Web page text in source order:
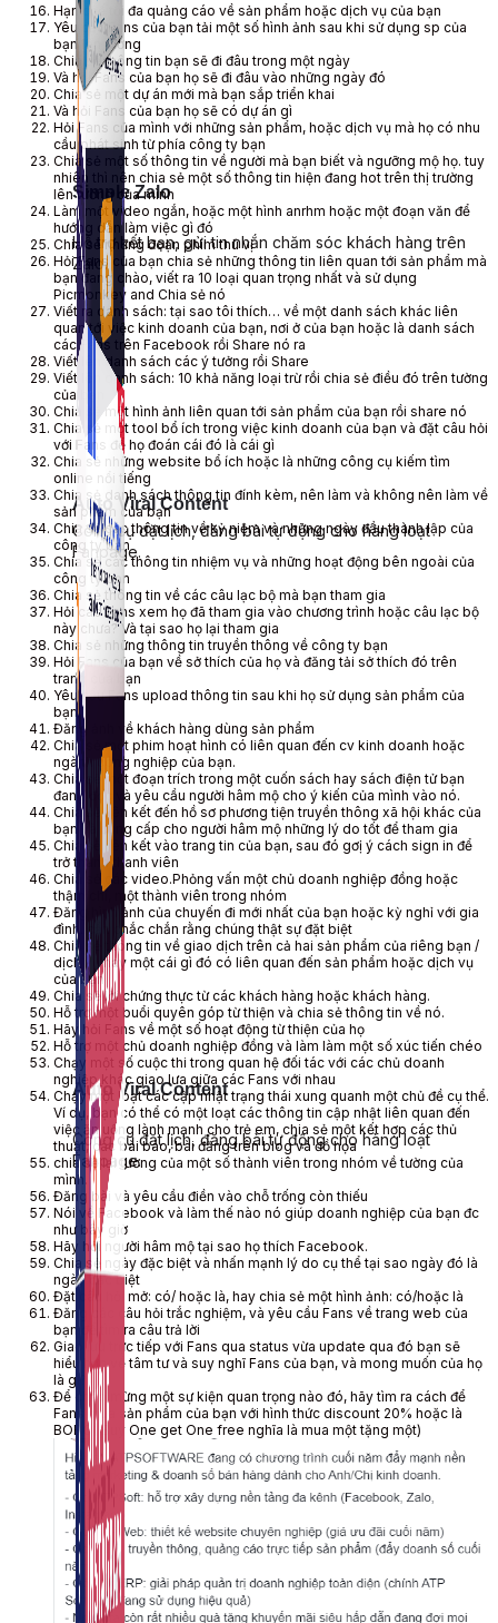
Auto Viral Content
Công cụ đặt lịch, đăng bài tự động cho hàng loạt
Fanpage.
Simple Zalo
Hỗ trợ kết bạn, gửi tin nhắn chăm sóc khách hàng trên
Zalo.
Auto Viral Content
Công cụ đặt lịch, đăng bài tự động cho hàng loạt
Fanpage.
Hạn chế tối đa quảng cáo về sản phẩm hoặc dịch vụ của bạn
Yêu cầu Fans của bạn tải một số hình ảnh sau khi sử dụng sp của
bạn lên tường
Chia sẻ thông tin bạn sẽ đi đâu trong một ngày
Và hỏi Fans của bạn họ sẽ đi đâu vào những ngày đó
Chia sẻ một dự án mới mà bạn sắp triển khai
Và hỏi Fans của bạn họ sẽ có dự án gì
Hỏi Fans của mình với những sản phẩm, hoặc dịch vụ mà họ có nhu
cầu phát sinh từ phía công ty bạn
Chia sẻ một số thông tin về người mà bạn biết và ngưỡng mộ họ. tuy
nhiên thì nên chia sẻ một số thông tin hiện đang hot trên thị trường
lên tường của mình
Làm một video ngắn, hoặc một hình anrhm hoặc một đoạn văn để
hướng dẫn làm việc gì đó
Chia sẻ những đoạn phim thú vị
Hỏi Fans của bạn chia sẻ những thông tin liên quan tới sản phẩm mà
bạn đang chào, viết ra 10 loại quan trọng nhất và sử dụng
Picmonkey and Chia sẻ nó
Viết ra danh sách: tại sao tôi thích… về một danh sách khác liên
quan tới việc kinh doanh của bạn, nơi ở của bạn hoặc là danh sách
các Fans trên Facebook rồi Share nó ra
Viết lên danh sách các ý tưởng rồi Share
Viết lên danh sách: 10 khả năng loại trừ rồi chia sẻ điều đó trên tường
của bạn
Chia sẻ một hình ảnh liên quan tới sản phẩm của bạn rồi share nó
Chia sẻ một tool bổ ích trong việc kinh doanh của bạn và đặt câu hỏi
với Fans để họ đoán cái đó là cái gì
Chia sẻ những website bổ ích hoặc là những công cụ kiếm tìm
online nổi tiếng
Chia sẻ danh sách thông tin đính kèm, nên làm và không nên làm về
sản phẩm của bạn
Chia sẻ các thông tin về kỷ niệm và những ngày đầu thành lập của
công ty bạn
Chia sẻ các thông tin nhiệm vụ và những hoạt động bên ngoài của
công ty bạn
Chia sẻ thông tin về các câu lạc bộ mà bạn tham gia
Hỏi các Fans xem họ đã tham gia vào chương trình hoặc câu lạc bộ
này chưa? Và tại sao họ lại tham gia
Chia sẻ những thông tin truyền thông về công ty bạn
Hỏi Fans của bạn về sở thích của họ và đăng tải sở thích đó trên
trang của bạn
Yêu cầu Fans upload thông tin sau khi họ sử dụng sản phẩm của
bạn
Đăng ảnh về khách hàng dùng sản phẩm
Chia sẻ một phim hoạt hình có liên quan đến cv kinh doanh hoặc
ngành công nghiệp của bạn.
Chia sẻ một đoạn trích trong một cuốn sách hay sách điện tử bạn
đang đọc và yêu cầu người hâm mộ cho ý kiến của mình vào nó.
Chia sẻ liên kết đến hồ sơ phương tiện truyền thông xã hội khác của
bạn và cung cấp cho người hâm mộ những lý do tốt để tham gia
Chia sẻ liên kết vào trang tin của bạn, sau đó gơị ý cách sign in để
trở thanh thanh viên
Chia sẻ các video.Phỏng vấn một chủ doanh nghiệp đồng hoặc
thậm chí, một thành viên trong nhóm
Đăng hình ảnh của chuyến đi mới nhất của bạn hoặc kỳ nghỉ với gia
đình. cần chắc chắn rằng chúng thật sự đặt biệt
Chia sẻ thông tin về giao dịch trên cả hai sản phẩm của riêng bạn /
dịch vụ hay một cái gì đó có liên quan đến sản phẩm hoặc dịch vụ
của bạn
Chia sẻ lời chứng thực từ các khách hàng hoặc khách hàng.
Hỗ trợ một buổi quyên góp từ thiện và chia sẻ thông tin về nó.
Hãy hỏi Fans về một số hoạt động từ thiện của họ
Hỗ trợ một chủ doanh nghiệp đồng và làm làm một số xúc tiến chéo
Chạy một số cuộc thi trong quan hệ đối tác với các chủ doanh
nghiệp khác giao lưa giữa các Fans với nhau
Chạy một loạt các cập nhật trạng thái xung quanh một chủ đề cụ thể.
Ví dụ, bạn có thể có một loạt các thông tin cập nhật liên quan đến
việc ăn uống lành mạnh cho trẻ em, chia sẻ một kết hợp các thủ
thuật, các bài báo, bài đăng trên blog và đồ họa
chia sẻ lại tường của một số thành viên trong nhóm về tường của
mình.
Đăng bài và yêu cầu điền vào chỗ trống còn thiếu
Nói về Facebook và làm thế nào nó giúp doanh nghiệp của bạn đc
như bây giờ
Hãy hỏi người hâm mộ tại sao họ thích Facebook.
Chia sẻ ngày đặc biệt và nhấn mạnh lý do cụ thể tại sao ngày đó là
ngày đặc biệt
Đặt câu hỏi mở: có/ hoặc là, hay chia sẻ một hình ảnh: có/hoặc là
Đăng các câu hỏi trắc nghiệm, và yêu cầu Fans về trang web của
bạn để tìm ra câu trả lời
Giao lưu trực tiếp với Fans qua status vừa update qua đó bạn sẽ
hiểu hơn về tâm tư và suy nghĩ Fans của bạn, và mong muốn của họ
là gì?
Để chào mừng một sự kiện quan trọng nào đó, hãy tìm ra cách để
Fans mua sản phẩm của bạn với hình thức discount 20% hoặc là
BOBO( Buy One get One free nghĩa là mua một tặng một)